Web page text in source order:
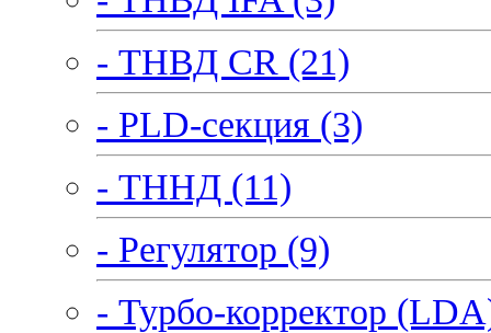
- ТНВД CR (21)
- PLD-секция (3)
- ТННД (11)
- Регулятор (9)
- Турбо-корректор